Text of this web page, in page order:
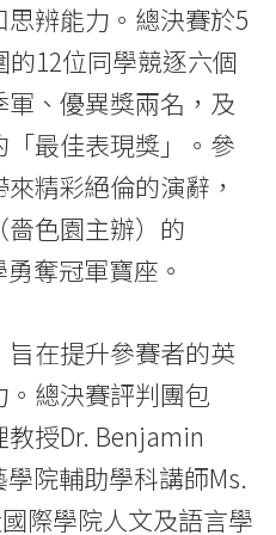
辨能力。總決賽於5
12位同學競逐六個
、優異獎兩名，及
最佳表現獎」。參
精彩絕倫的演辭，
色園主辦）的
奪冠軍寶座。
旨在提升參賽者的英
總決賽評判團包
授Dr. Benjamin
院輔助學科講師Ms.
際學院人文及語言學